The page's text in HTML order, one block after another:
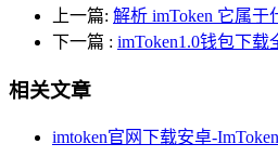
上一篇: 解析 imToken 它属于
下一篇 : imToken1.0钱包下载
相关文章
imtoken官网下载安卓-